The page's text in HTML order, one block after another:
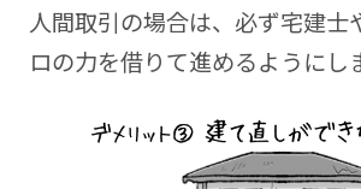
人間取引の場合は、必ず宅建士
ロの力を借りて進めるようにし